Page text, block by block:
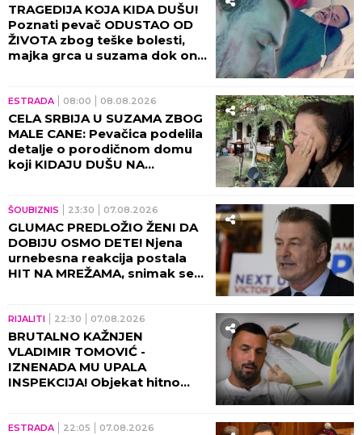
TRAGEDIJA KOJA KIDA DUŠU!
Poznati pevač ODUSTAO OD
ŽIVOTA zbog teške bolesti,
majka grca u suzama dok on
ESTRADA 08:00 08.08.2026
CELA SRBIJA U SUZAMA ZBOG
MALE CANE: Pevačica podelila
detalje o porodičnom domu
koji KIDAJU DUŠU NA
ŠOUBIZNIS 23:30 07.08.2026
GLUMAC PREDLOŽIO ŽENI DA
DOBIJU OSMO DETE! Njena
urnebesna reakcija postala
HIT NA MREŽAMA, snimak se
RIJALITI 22:30 07.08.2026
BRUTALNO KAŽNJEN
VLADIMIR TOMOVIĆ -
IZNENADA MU UPALA
INSPEKCIJA! Objekat hitno
ESTRADA 22:05 07.08.2026